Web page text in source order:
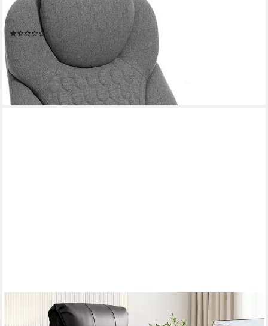
Bürostuhl (1 St), ergonomisch, Chefsessel mit Kopfstütze
Armlehnen, Stoff
(5)
116,42 € UVP230,99 €
-50%
lieferbar - in 3-4 Werktagen bei dir
Bürostuhl, Chefsessel Doppellagige weiche Rückenlehne,